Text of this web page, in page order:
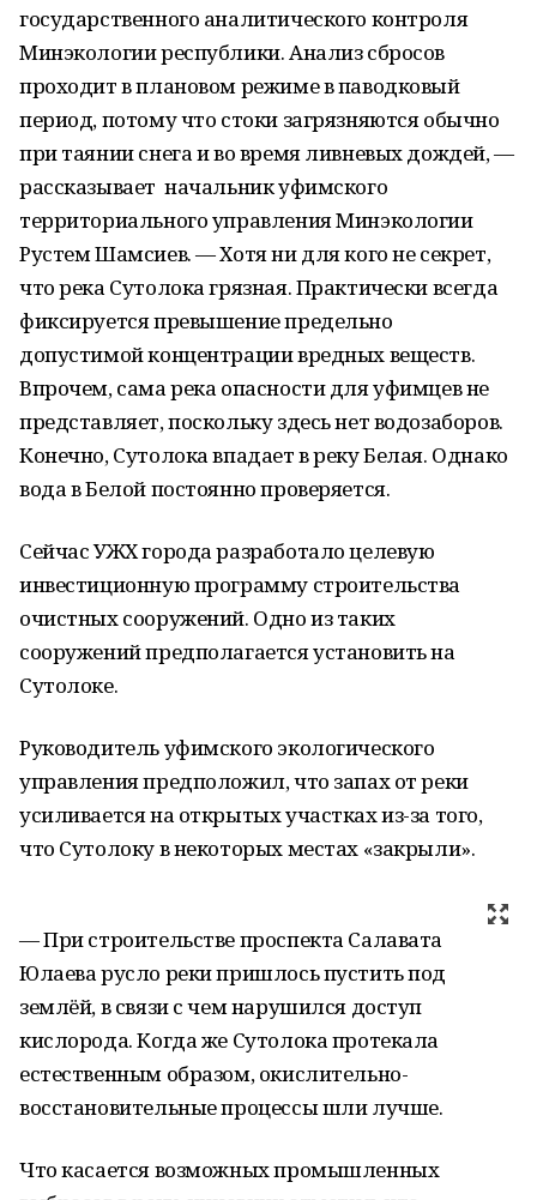
государственного аналитического контроля
Минэкологии республики. Анализ сбросов
проходит в плановом режиме в паводковый
период, потому что стоки загрязняются обычно
при таянии снега и во время ливневых дождей,—
рассказывает начальник уфимского
территориального управления Минэкологии
Рустем Шамсиев. — Хотя ни для кого не секрет,
что река Сутолока грязная. Практически всегда
фиксируется превышение предельно
допустимой концентрации вредных веществ.
Впрочем, сама река опасности для уфимцев не
представляет, поскольку здесь нет водозаборов.
Конечно, Сутолока впадает в реку Белая. Однако
вода в Белой постоянно проверяется.
Сейчас УЖХ города разработало целевую
инвестиционную программу строительства
очистных сооружений. Одно из таких
сооружений предполагается установить на
Сутолоке.
Руководитель уфимского экологического
управления предположил, что запах от реки
усиливается на открытых участках из-за того,
что Сутолоку в некоторых местах «закрыли».
— При строительстве проспекта Салавата
Юлаева русло реки пришлось пустить под
землёй, в связи с чем нарушился доступ
кислорода. Когда же Сутолока протекала
естественным образом, окислительно-
восстановительные процессы шли лучше.
Что касается возможных промышленных